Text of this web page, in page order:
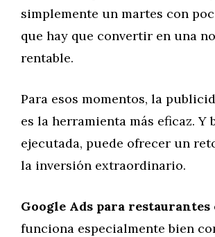
simplemente un martes con
que hay que convertir en una
rentable.
Para esos momentos, la
es la herramienta más eficaz. Y
ejecutada, puede ofrecer un
la inversión extraordinario.
Google Ads para
funciona especialmente bien